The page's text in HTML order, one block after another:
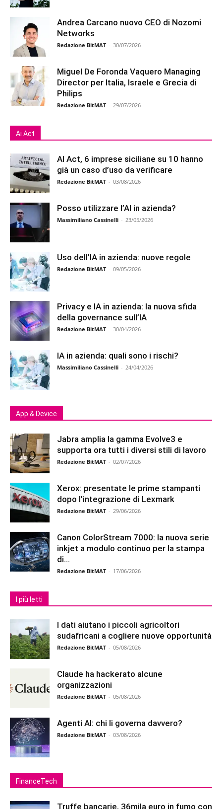
Andrea Carcano nuovo CEO di Nozomi
Networks
Redazione BitMAT - 30/07/2026
Miguel De Foronda Vaquero Managing
Director per Italia, Israele e Grecia di
Philips
Redazione BitMAT - 29/07/2026
Ai Act
AI Act, 6 imprese siciliane su 10 hanno
già un caso d’uso da verificare
Redazione BitMAT - 03/08/2026
Posso utilizzare l’AI in azienda?
Massimiliano Cassinelli - 23/05/2026
Uso dell’IA in azienda: nuove regole
Redazione BitMAT - 09/05/2026
Privacy e IA in azienda: la nuova sfida
della governance sull’IA
Redazione BitMAT - 30/04/2026
IA in azienda: quali sono i rischi?
Massimiliano Cassinelli - 24/04/2026
App & Device
Jabra amplia la gamma Evolve3 e
supporta ora tutti i diversi stili di lavoro
Redazione BitMAT - 02/07/2026
Xerox: presentate le prime stampanti
dopo l’integrazione di Lexmark
Redazione BitMAT - 29/06/2026
Canon ColorStream 7000: la nuova serie
inkjet a modulo continuo per la stampa
di...
Redazione BitMAT - 17/06/2026
I più letti
I dati aiutano i piccoli agricoltori
sudafricani a cogliere nuove opportunità
Redazione BitMAT - 05/08/2026
Claude ha hackerato alcune
organizzazioni
Redazione BitMAT - 05/08/2026
Agenti AI: chi li governa davvero?
Redazione BitMAT - 03/08/2026
FinanceTech
Truffe bancarie, 36mila euro in fumo con